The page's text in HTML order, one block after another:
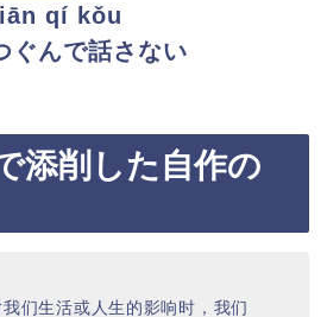
qí kǒu
ぐんで話さない
添削した自作の
们生活或人生的影响时，我们